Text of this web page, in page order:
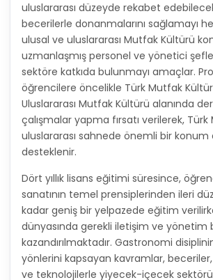
uluslararası düzeyde rekabet
becerilerle donanmalarını sağlamayı
ulusal ve uluslararası Mutfak Kültürü
uzmanlaşmış personel ve yönetici
sektöre katkıda bulunmayı amaçlar.
öğrencilere öncelikle Türk Mutfak
Uluslararası Mutfak Kültürü alanında
çalışmalar yapma fırsatı verilerek, Türk
uluslararası sahnede önemli bir
desteklenir.
Dört yıllık lisans eğitimi süresince,
sanatının temel prensiplerinden ileri
kadar geniş bir yelpazede eğitim
dünyasında gerekli iletişim ve yönetim
kazandırılmaktadır. Gastronomi
yönlerini kapsayan kavramlar,
ve teknolojilerle yiyecek-içecek